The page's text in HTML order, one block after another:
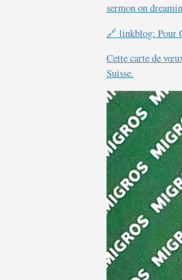
sermon on
🔗 linkblog: Pour
Cette carte de
Suisse.